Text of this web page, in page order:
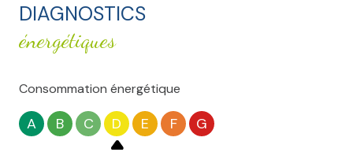
DIAGNOSTICS
énergétiques
Consommation énergétique
A B C D E F G